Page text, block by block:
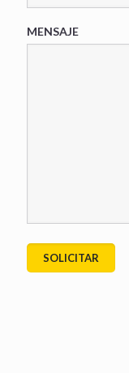
MENSAJE